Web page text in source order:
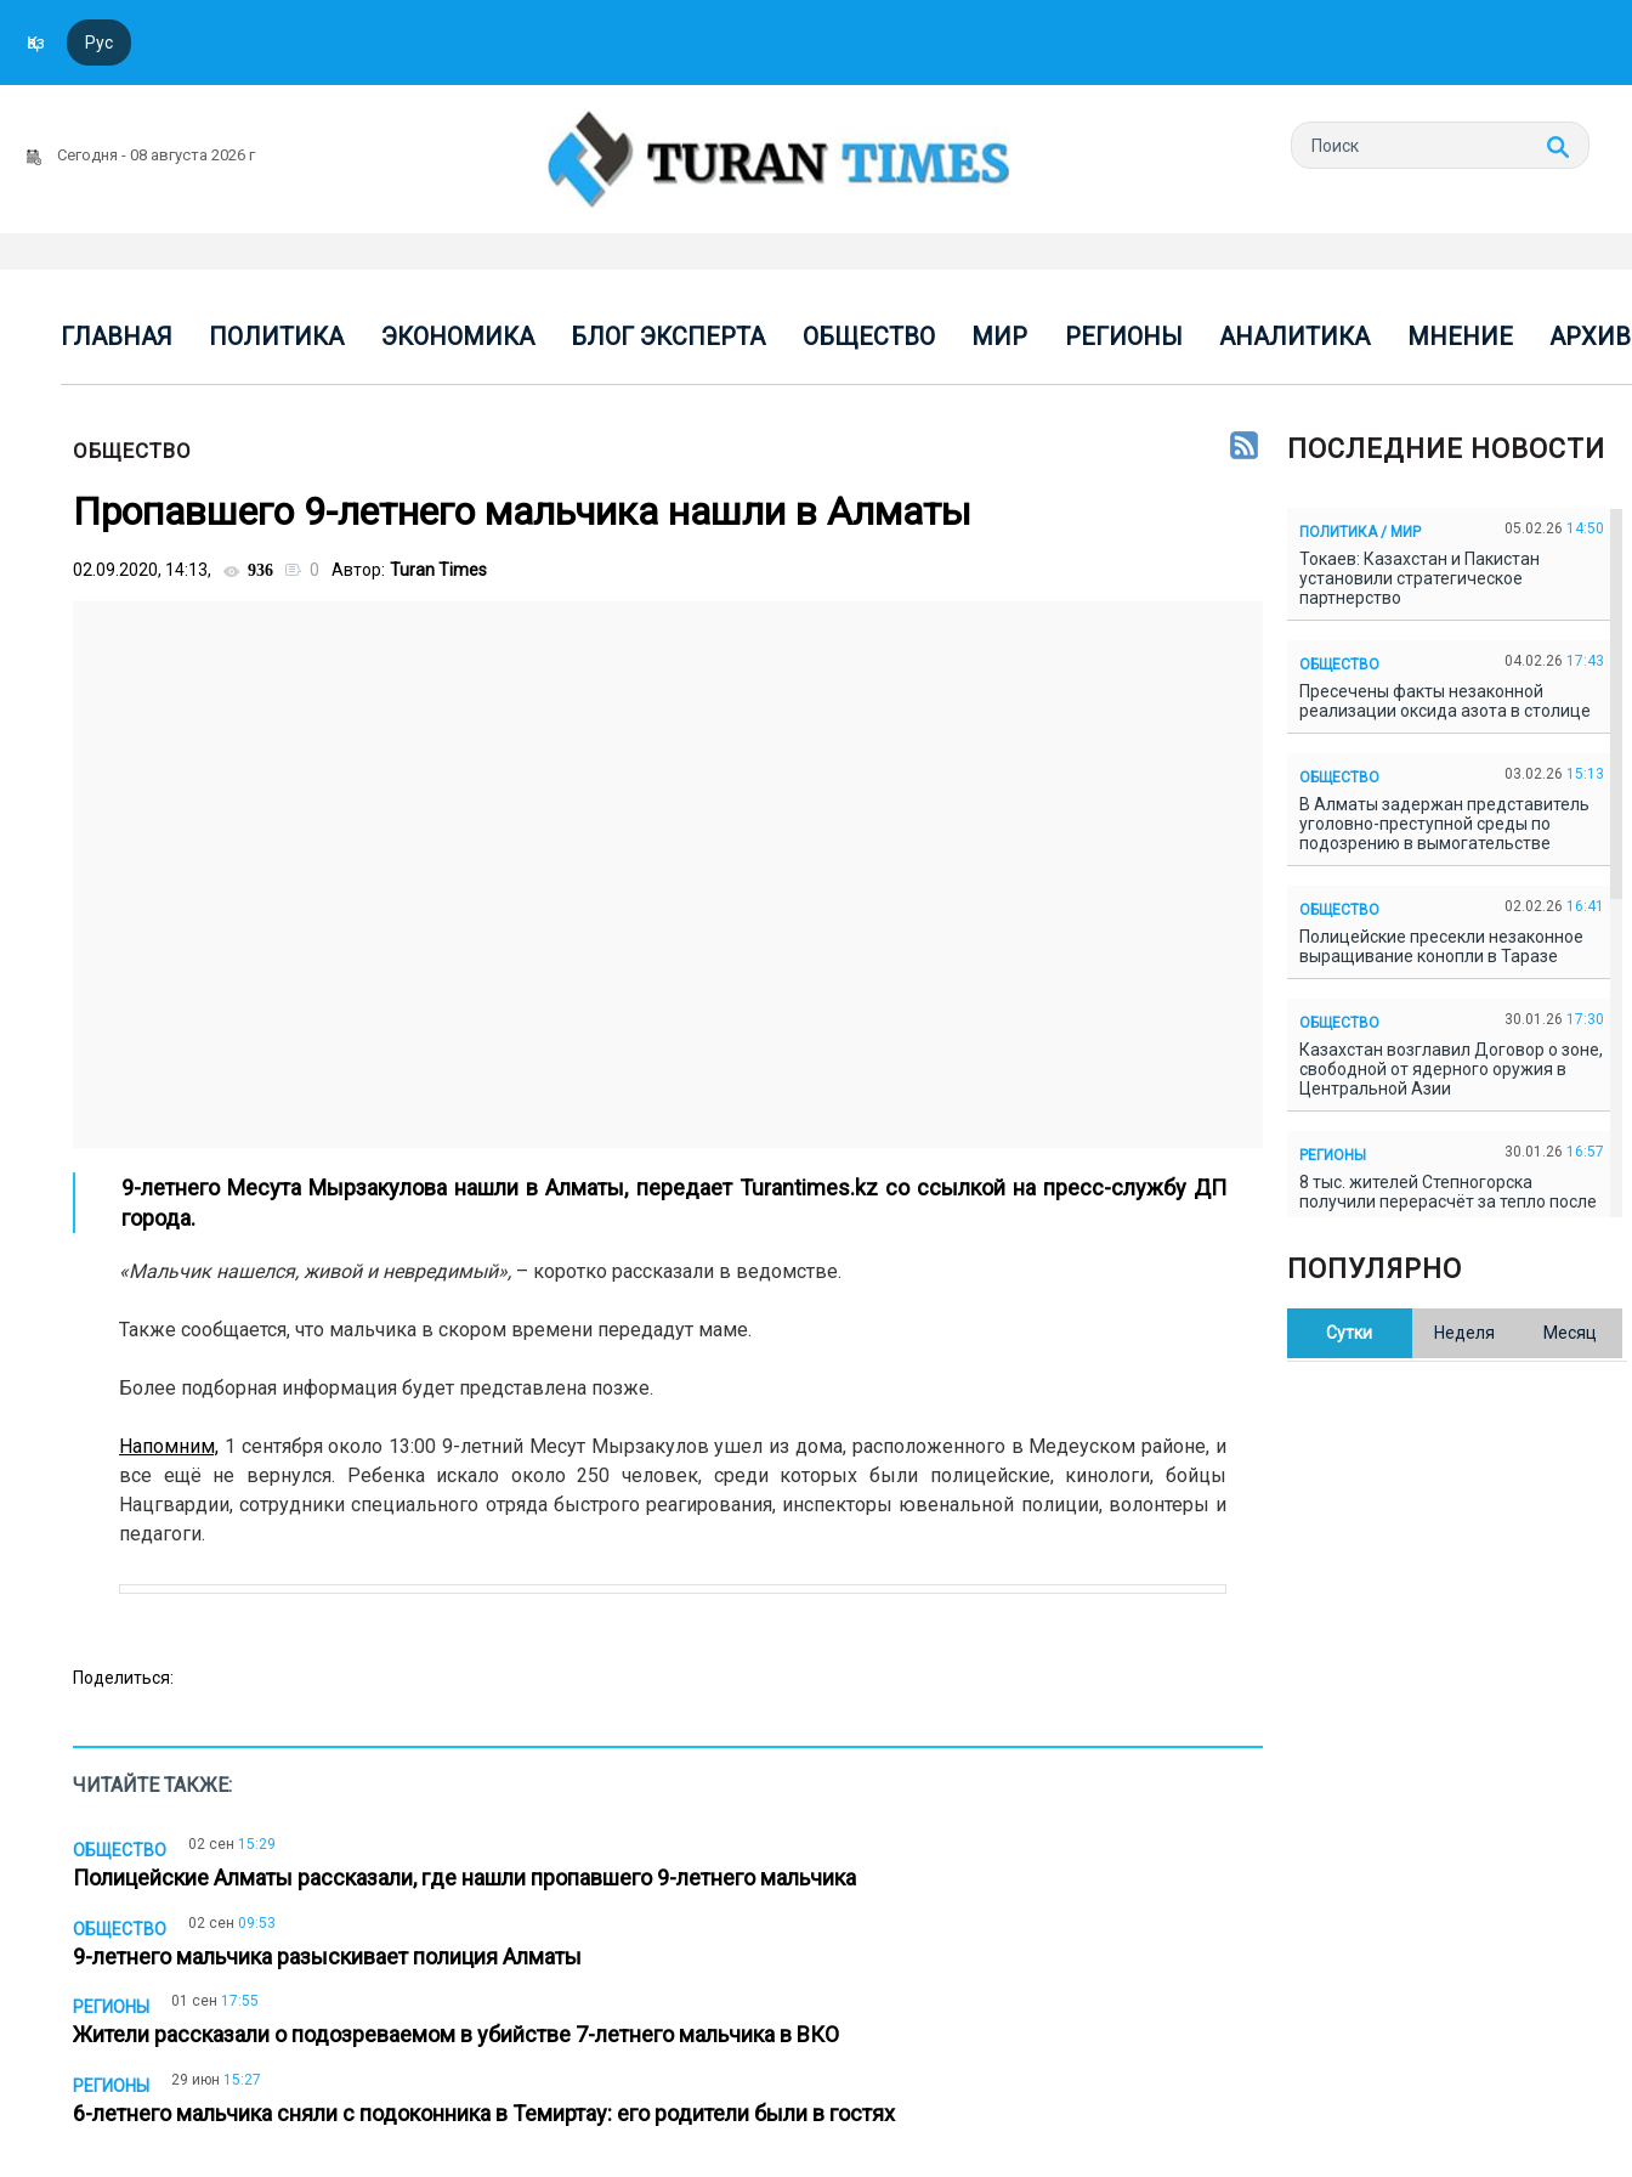
Қаз Рус
Сегодня - 08 августа 2026 г
ГЛАВНАЯ ПОЛИТИКА ЭКОНОМИКА БЛОГ ЭКСПЕРТА ОБЩЕСТВО МИР РЕГИОНЫ АНАЛИТИКА МНЕНИЕ АРХИВ
ОБЩЕСТВО
Пропавшего 9-летнего мальчика нашли в Алматы
02.09.2020, 14:13, 936 0 Автор: Turan Times
9-летнего Месута Мырзакулова нашли в Алматы, передает Turantimes.kzсо ссылкой на пресс-службу ДП
города.
«Мальчик нашелся, живой и невредимый», – коротко рассказали в ведомстве.
Также сообщается, что мальчика в скором времени передадут маме.
Более подборная информация будет представлена позже.
Напомним, 1 сентября около 13:00 9-летний Месут Мырзакулов ушел из дома, расположенного в Медеуском районе, и
все ещё не вернулся. Ребенка искало около 250 человек, среди которых были полицейские, кинологи, бойцы
Нацгвардии, сотрудники специального отряда быстрого реагирования, инспекторы ювенальной полиции, волонтеры и
педагоги.
Поделиться:
ЧИТАЙТЕ ТАКЖЕ:
ОБЩЕСТВО 02 сен 15:29
Полицейские Алматы рассказали, где нашли пропавшего 9-летнего мальчика
ОБЩЕСТВО 02 сен 09:53
9-летнего мальчика разыскивает полиция Алматы
РЕГИОНЫ 01 сен 17:55
Жители рассказали о подозреваемом в убийстве 7-летнего мальчика в ВКО
РЕГИОНЫ 29 июн 15:27
6-летнего мальчика сняли с подоконника в Темиртау: его родители были в гостях
ПОСЛЕДНИЕ НОВОСТИ
ПОЛИТИКА / МИР 05.02.26 14:50
Токаев: Казахстан и Пакистан
установили стратегическое
партнерство
ОБЩЕСТВО 04.02.26 17:43
Пресечены факты незаконной
реализации оксида азота в столице
ОБЩЕСТВО 03.02.26 15:13
В Алматы задержан представитель
уголовно-преступной среды по
подозрению в вымогательстве
ОБЩЕСТВО 02.02.26 16:41
Полицейские пресекли незаконное
выращивание конопли в Таразе
ОБЩЕСТВО 30.01.26 17:30
Казахстан возглавил Договор о зоне,
свободной от ядерного оружия в
Центральной Азии
РЕГИОНЫ 30.01.26 16:57
8 тыс. жителей Степногорска
получили перерасчёт за тепло после
В Казахстане готовят новую
редакцию Конституции: меняется
ПОПУЛЯРНО
Сутки Неделя Месяц